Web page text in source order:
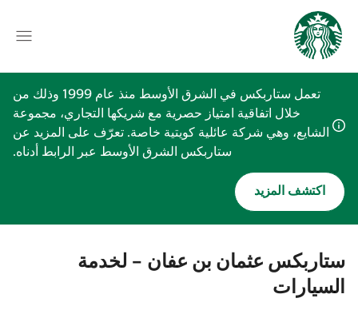
تعمل ستاربكس في الشرق الأوسط منذ عام 1999 وذلك من
خلال اتفاقية امتياز حصرية مع شريكها التجاري، مجموعة
الشايع، وهي شركة عائلية كويتية خاصة. تعرّف على المزيد عن
ستاربكس الشرق الأوسط عبر الرابط أدناه.
اكتشف المزيد
ستاربكس عثمان بن عفان - لخدمة
السيارات